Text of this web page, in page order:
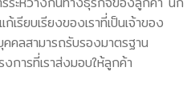
รียบเรียงของเราที่เป็นเจ้าของ
คลสามารถรับรองมาตรฐาน
ารที่เราส่งมอบให้ลูกค้า